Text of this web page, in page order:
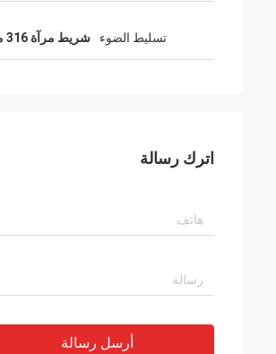
تسليط الضوء شريط مرآة 316 من الفولاذ المقاوم للصدأ
اترك رسالة
أرسل رسالة